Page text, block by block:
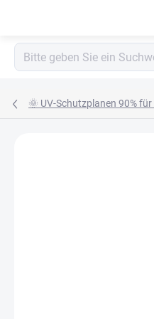
🌞 UV-Schutzplanen 90%